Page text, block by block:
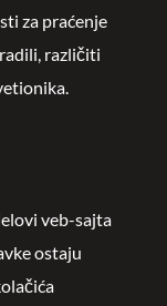
za praćenje
različiti
veb-sajta
ostaju